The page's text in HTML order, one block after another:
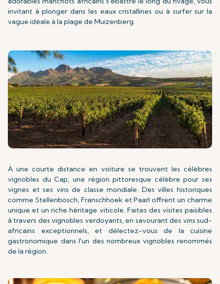
invitant à plonger dans les eaux cristallines ou à surfer sur la
vague idéale à la plage de Muizenberg.
À une courte distance en voiture se trouvent les célèbres
vignobles du Cap, une région pittoresque célèbre pour ses
vignes et ses vins de classe mondiale. Des villes historiques
comme Stellenbosch, Franschhoek et Paarl offrent un charme
unique et un riche héritage viticole. Faites des visites paisibles
à travers des vignobles verdoyants, en savourant des vins sud-
africains exceptionnels, et délectez-vous de la cuisine
gastronomique dans l'un des nombreux vignobles renommés
de la région.